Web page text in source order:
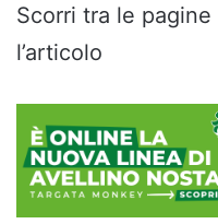
Scorri tra le
l’articolo